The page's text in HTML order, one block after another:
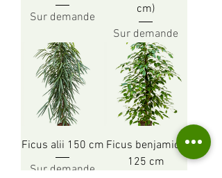
Sur demande
cm)
Sur demande
Ficus alii 150 cm
Sur demande
Ficus benjamica
125 cm